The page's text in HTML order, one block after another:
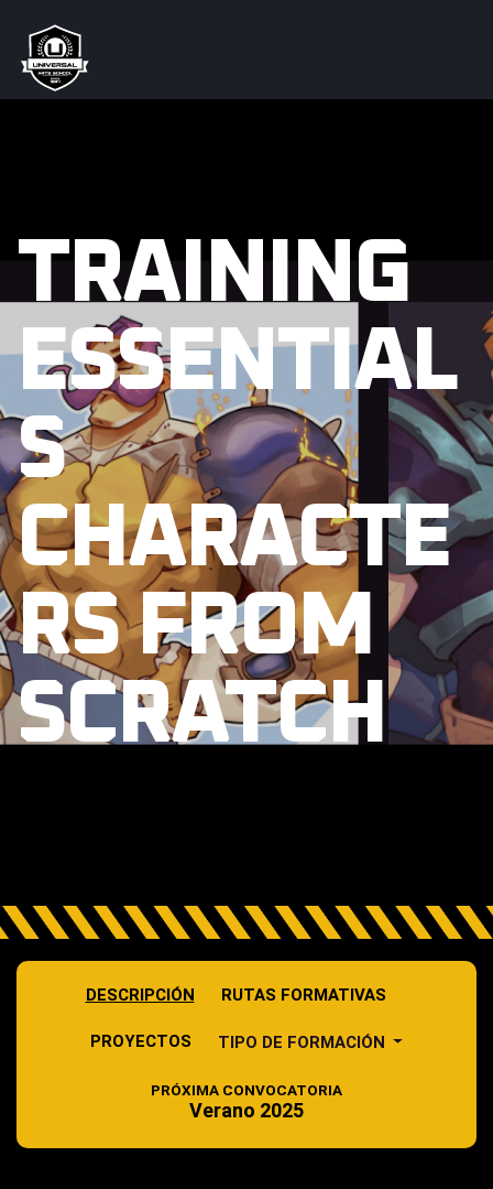
TRAINING
ESSENTIAL
S
CHARACTE
RS FROM
SCRATCH
DESCRIPCIÓN RUTAS FORMATIVAS
PROYECTOS TIPO DE FORMACIÓN
PRÓXIMA CONVOCATORIA
Verano 2025